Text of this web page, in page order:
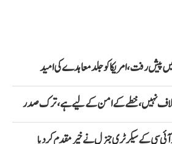
پیش رفت، امریکا کو جلد معاہدے کی امید
خلاف نہیں، خطے کے امن کے لیے ہے، ترک صدر
آئی سی کے سیکرٹری جنرل نے خیرمقدم کردیا